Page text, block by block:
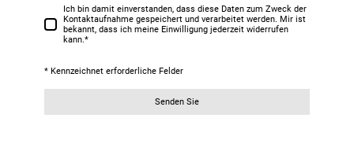
Ich bin damit einverstanden, dass diese Daten zum Zweck der
Kontaktaufnahme gespeichert und verarbeitet werden. Mir ist
bekannt, dass ich meine Einwilligung jederzeit widerrufen
kann.*
* Kennzeichnet erforderliche Felder
Senden Sie